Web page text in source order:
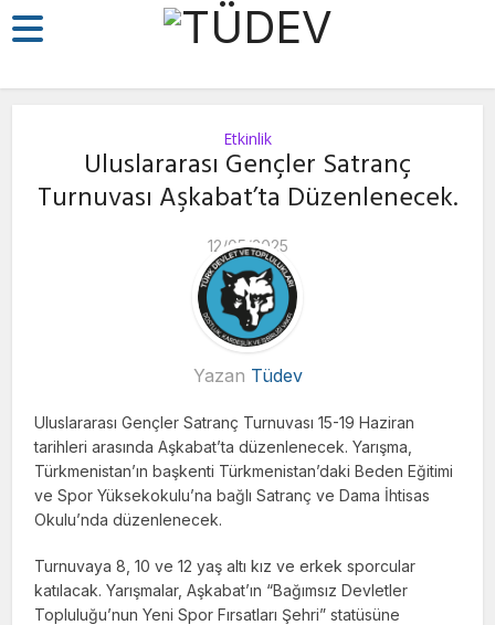
Etkinlik
Uluslararası Gençler Satranç
Turnuvası Aşkabat’ta Düzenlenecek.
12/05/2025
Yazan Tüdev
Uluslararası Gençler Satranç Turnuvası 15-19 Haziran
tarihleri arasında Aşkabat’ta düzenlenecek. Yarışma,
Türkmenistan’ın başkenti Türkmenistan’daki Beden Eğitimi
ve Spor Yüksekokulu’na bağlı Satranç ve Dama İhtisas
Okulu’nda düzenlenecek.
Turnuvaya 8, 10 ve 12 yaş altı kız ve erkek sporcular
katılacak. Yarışmalar, Aşkabat’ın “Bağımsız Devletler
Topluluğu’nun Yeni Spor Fırsatları Şehri” statüsüne